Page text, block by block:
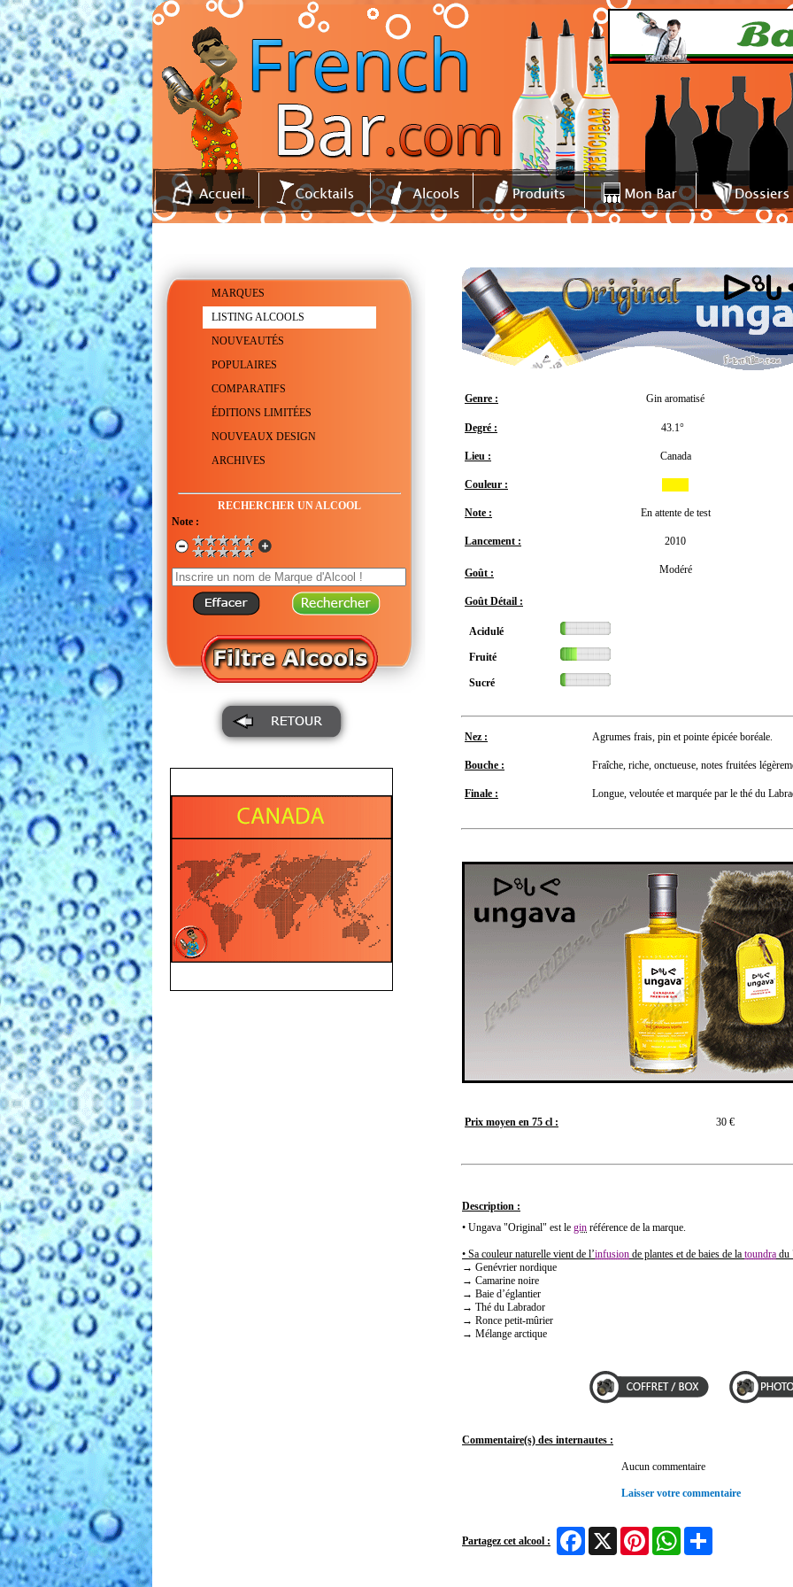
MARQUES
LISTING ALCOOLS
NOUVEAUTÉS
POPULAIRES
COMPARATIFS
ÉDITIONS LIMITÉES
NOUVEAUX DESIGN
ARCHIVES
RECHERCHER UN ALCOOL
Note :
Genre : Gin aromatisé
Degré : 43.1°
Lieu : Canada
Couleur :
Note : En attente de test
Lancement : 2010
Goût : Modéré
Goût Détail :
Acidulé
Fruité
Sucré
Nez : Agrumes frais, pin et pointe épicée boréale.
Bouche : Fraîche, riche, onctueuse, notes fruitées
Finale : Longue, veloutée et marquée par le thé du
Prix moyen en 75 cl : 30 €
Description :
• Ungava "Original" est le gin référence de la marque.
• Sa couleur naturelle vient de l’infusion de plantes et de baies de la toundra du
→ Genévrier nordique
→ Camarine noire
→ Baie d’églantier
→ Thé du Labrador
→ Ronce petit‑mûrier
→ Mélange arctique
Commentaire(s) des internautes :
Aucun commentaire
Laisser votre commentaire
Partagez cet alcool :
FacebookX Pinterest WhatsApp